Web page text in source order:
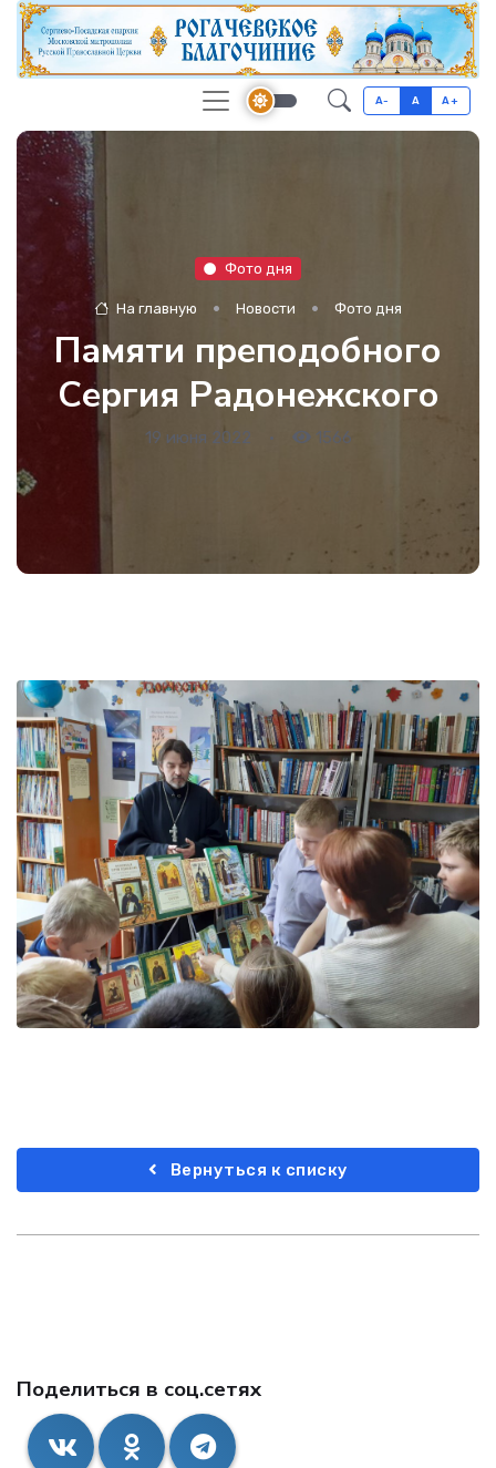
A- A A+
Фото дня
На главную Новости Фото дня
Памяти преподобного
Сергия Радонежского
19 июня 2022 • 1566
Вернуться к списку
Поделиться в соц.сетях